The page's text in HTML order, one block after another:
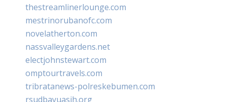
thestreamlinerlounge.com
mestrinorubanofc.com
novelatherton.com
nassvalleygardens.net
electjohnstewart.com
omptourtravels.com
tribratanews-polreskebumen.com
rsudbayuasih.org